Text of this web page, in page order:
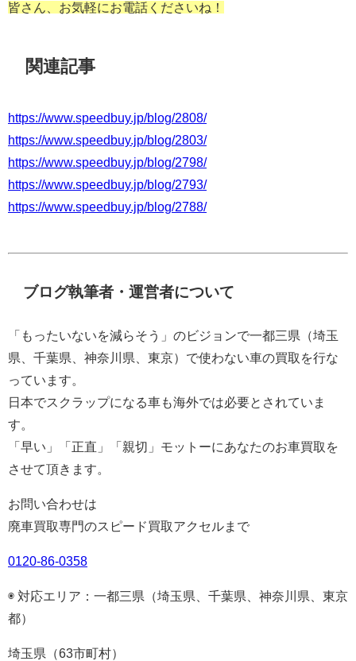
皆さん、お気軽にお電話くださいね！
関連記事
https://www.speedbuy.jp/blog/2808/
https://www.speedbuy.jp/blog/2803/
https://www.speedbuy.jp/blog/2798/
https://www.speedbuy.jp/blog/2793/
https://www.speedbuy.jp/blog/2788/
ブログ執筆者・運営者について
「もったいないを減らそう」のビジョンで一都三県（埼玉
県、千葉県、神奈川県、東京）で使わない車の買取を行な
っています。
日本でスクラップになる車も海外では必要とされていま
す。
「早い」「正直」「親切」モットーにあなたのお車買取を
させて頂きます。
お問い合わせは
廃車買取専門のスピード買取アクセルまで
0120-86-0358
◉ 対応エリア：一都三県（埼玉県、千葉県、神奈川県、東京
都）
埼玉県（63市町村）